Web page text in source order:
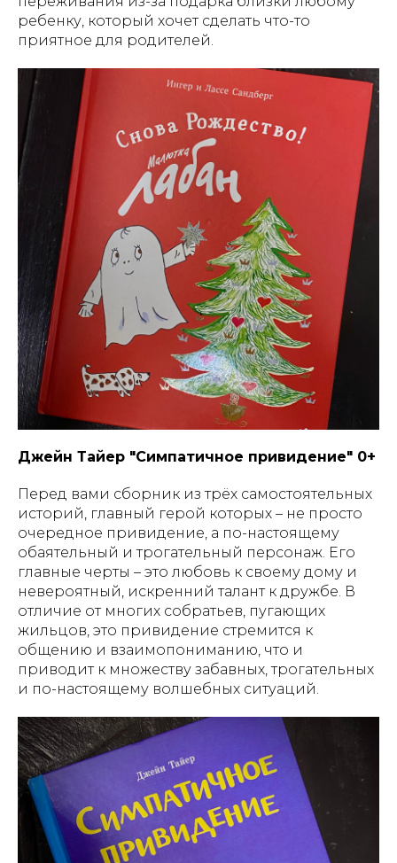
ребенку, который хочет сделать что-то
приятное для родителей.
Джейн Тайер "Симпатичное привидение" 0+
Перед вами сборник из трёх самостоятельных
историй, главный герой которых – не просто
очередное привидение, а по-настоящему
обаятельный и трогательный персонаж. Его
главные черты – это любовь к своему дому и
невероятный, искренний талант к дружбе. В
отличие от многих собратьев, пугающих
жильцов, это привидение стремится к
общению и взаимопониманию, что и
приводит к множеству забавных, трогательных
и по-настоящему волшебных ситуаций.